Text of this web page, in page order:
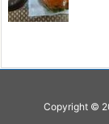
Copyright ©